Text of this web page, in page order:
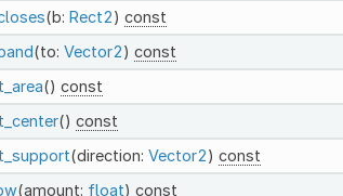
(b: Rect2) const
(to: Vector2) const
() const
() const
(direction: Vector2) const
(amount: float) const